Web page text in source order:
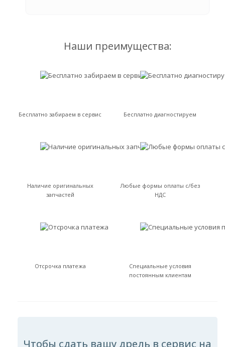
Наши преимущества:
Бесплатно забираем в сервис Бесплатно диагностируем
Наличие оригинальных
запчастей
Любые формы оплаты с/без
НДС
Отсрочка платежа
Специальные условия
постоянным клиентам
Чтобы сдать вашу дрель в сервис на